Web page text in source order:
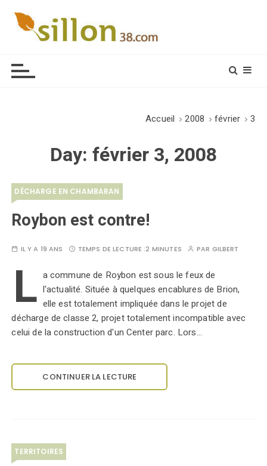
Accueil 2008 février 3
Day: février 3, 2008
DÉCHARGE EN CHAMBARAN
Roybon est contre!
IL Y A 19 ANS TEMPS DE LECTURE :2 MINUTES PAR GILBERT
L a commune de Roybon est sous le feux de
l'actualité. Située à quelques encablures de Brion,
elle est totalement impliquée dans le projet de
décharge de classe 2, projet totalement incompatible avec
celui de la construction d'un Center parc. Lors…
CONTINUER LA LECTURE
TERRITOIRES